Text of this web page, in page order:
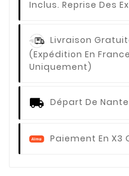
Inclus. Reprise Des
Livraison
(expédition En
Uniquement)
Départ De
Paiement En X3